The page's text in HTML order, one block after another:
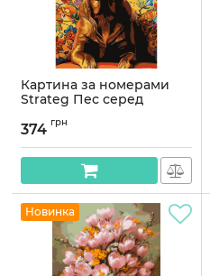
Картина за номерами
Strateg Пес серед
1288)
Артикул:SS-1288
374 грн
Новинка